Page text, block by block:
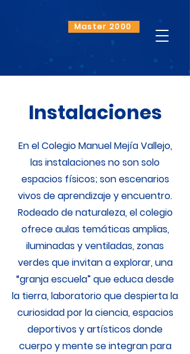
Master 2000
Instalaciones
En el Colegio Manuel Mejía Vallejo,
las instalaciones no son solo
espacios físicos; son escenarios
vivos de aprendizaje y encuentro.
Rodeado de naturaleza, el colegio
ofrece aulas temáticas amplias,
iluminadas y ventiladas, zonas
verdes que invitan a explorar, una
“granja escuela” que educa desde
la tierra, laboratorio que despierta la
curiosidad por la ciencia, espacios
deportivos y artísticos donde
cuerpo y mente se integran para